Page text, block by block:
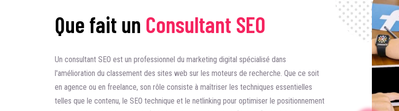
Que fait un Consultant SEO
Un consultant SEO est un professionnel du marketing digital spécialisé dans
l'amélioration du classement des sites web sur les moteurs de recherche. Que ce soit
en agence ou en freelance, son rôle consiste à maîtriser les techniques essentielles
telles que le contenu, le SEO technique et le netlinking pour optimiser le positionnement